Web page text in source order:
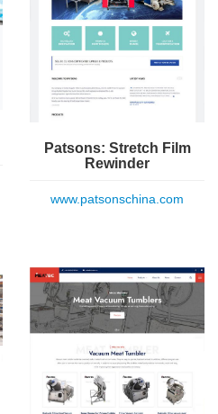
Patsons: Stretch Film
Rewinder
www.patsonschina.com